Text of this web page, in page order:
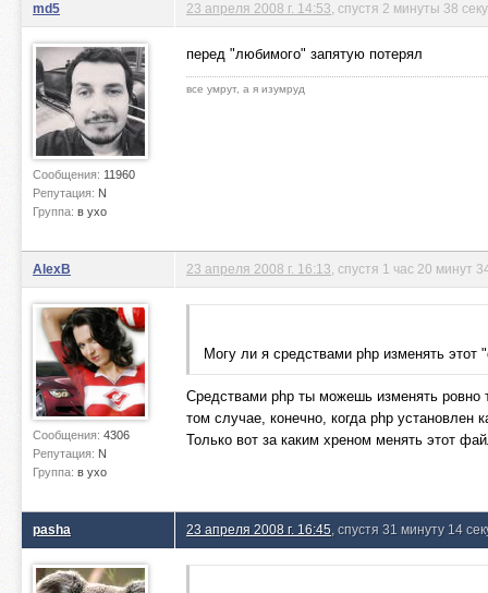
md5
Сообщения: 11960
Репутация: N
Группа: в ухо
23 апреля 2008 г. 14:53 , спустя 2 минуты 38
перед "любимого" запятую потерял
все умрут, а я изумруд
AlexB
Сообщения: 4306
Репутация: N
Группа: в ухо
23 апреля 2008 г. 16:13 , спустя 1 час 20 минут
Могу ли я средствами php изменять
Средствами php ты можешь изменять ровно
том случае, конечно, когда php установлен
Только вот за каким хреном менять этот
pasha 23 апреля 2008 г. 16:45 , спустя 31 минуту 14